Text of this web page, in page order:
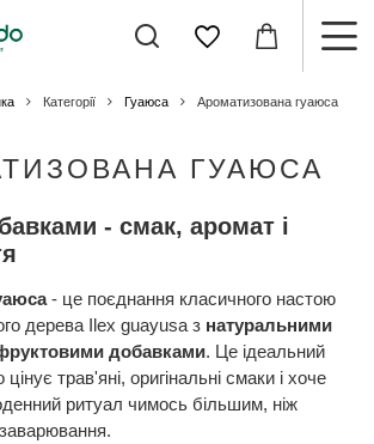
Категорії Гуаюса Ароматизована гуаюса
ГУАЮСА
- смак, аромат і
- це поєднання класичного настою
дерева Ilex guayusa з натуральними
добавками. Це ідеальний
трав'яні, оригінальні смаки і хоче
ритуал чимось більшим, ніж